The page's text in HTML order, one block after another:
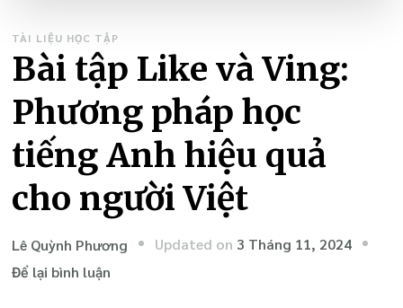
TÀI LIỆU HỌC TẬP
Bài tập Like và Ving:
Phương pháp học
tiếng Anh hiệu quả
cho người Việt
Lê Quỳnh Phương Updated on 3 Tháng 11, 2024
Để lại bình luận